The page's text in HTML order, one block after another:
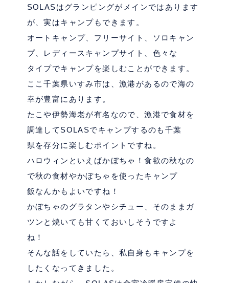
SOLASはグランピングがメインではあります
が、実はキャンプもできます。
オートキャンプ、フリーサイト、ソロキャン
プ、レディースキャンプサイト、色々な
タイプでキャンプを楽しむことができます。
ここ千葉県いすみ市は、漁港があるので海の
幸が豊富にあります。
たこや伊勢海老が有名なので、漁港で食材を
調達してSOLASでキャンプするのも千葉
県を存分に楽しむポイントですね。
ハロウィンといえばかぼちゃ！食欲の秋なの
で秋の食材やかぼちゃを使ったキャンプ
飯なんかもよいですね！
かぼちゃのグラタンやシチュー、そのままガ
ツンと焼いても甘くておいしそうですよ
ね！
そんな話をしていたら、私自身もキャンプを
したくなってきました。